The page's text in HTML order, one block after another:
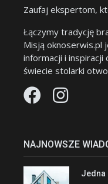
Zaufaj ekspertom,
Łączymy tradycję
Misją oknoserwis.pl
informacji i
świecie stolarki
NAJNOWSZE
Jedna